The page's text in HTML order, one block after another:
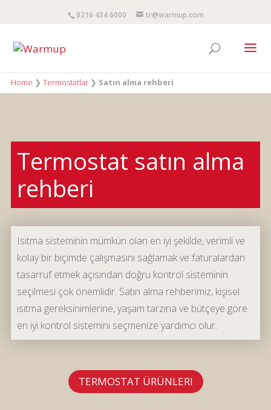
0216 434 6000 tr@warmup.com
Home ❯ Termostatlar❯ Satın alma rehberi
Termostat satın alma
rehberi
Isıtma sisteminin mümkün olan en iyi şekilde, verimli ve
kolay bir biçimde çalışmasını sağlamak ve faturalardan
tasarruf etmek açısından doğru kontrol sisteminin
seçilmesi çok önemlidir. Satın alma rehberimiz, kişisel
ısıtma gereksinimlerine, yaşam tarzına ve bütçeye göre
en iyi kontrol sistemini seçmenize yardımcı olur.
TERMOSTAT ÜRÜNLERI